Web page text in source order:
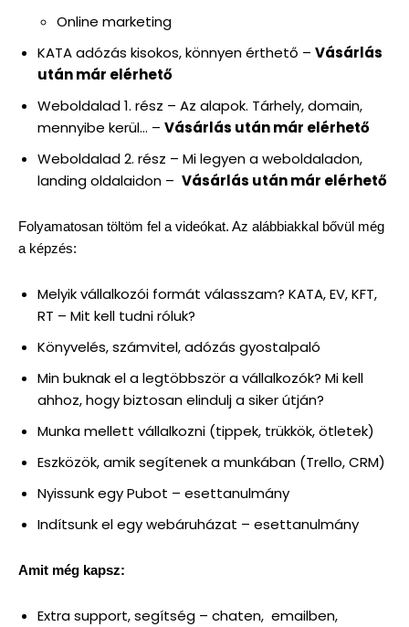
Online marketing
KATA adózás kisokos, könnyen érthető – Vásárlás
után már elérhető
Weboldalad 1. rész – Az alapok. Tárhely, domain,
mennyibe kerül… – Vásárlás után már elérhető
Weboldalad 2. rész – Mi legyen a weboldaladon,
landing oldalaidon – Vásárlás után már elérhető
Folyamatosan töltöm fel a videókat. Az alábbiakkal bővül még
a képzés:
Melyik vállalkozói formát válasszam? KATA, EV, KFT,
RT – Mit kell tudni róluk?
Könyvelés, számvitel, adózás gyostalpaló
Min buknak el a legtöbbször a vállalkozók? Mi kell
ahhoz, hogy biztosan elindulj a siker útján?
Munka mellett vállalkozni (tippek, trükkök, ötletek)
Eszközök, amik segítenek a munkában (Trello, CRM)
Nyissunk egy Pubot – esettanulmány
Indítsunk el egy webáruházat – esettanulmány
Amit még kapsz:
Extra support, segítség – chaten, emailben,